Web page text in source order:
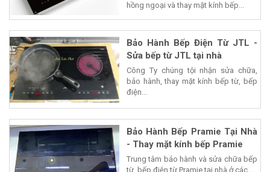
hồng ngoại và thay mặt kính bếp...
Bảo Hành Bếp Điện Từ JTL -
Sửa bếp từ JTL tại nhà
Công Ty chúng tội nhận sửa chữa,
bảo hành, thay mặt kính bếp từ, bếp
điện...
Bảo Hành Bếp Pramie Tại Nhà
- Thay mặt kính bếp Pramie
Trung tâm bảo hành và sửa chữa bếp
từ, bếp điện từ Pramie tại nhà ở các...